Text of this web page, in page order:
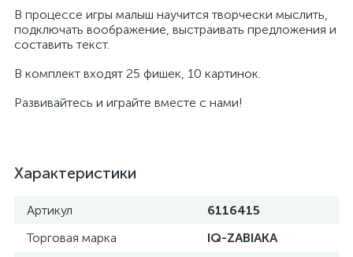
В процессе игры малыш научится творчески мыслить,
подключать воображение, выстраивать предложения и
составить текст.
В комплект входят 25 фишек, 10 картинок.
Развивайтесь и играйте вместе с нами!
Характеристики
Артикул
6116415
Торговая марка
IQ-ZABIAKA